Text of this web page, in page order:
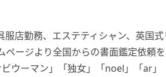
店勤務、エステティシャン、英国
ページより全国からの書面鑑定依頼
ウーマン」「独女」「noel」「ar